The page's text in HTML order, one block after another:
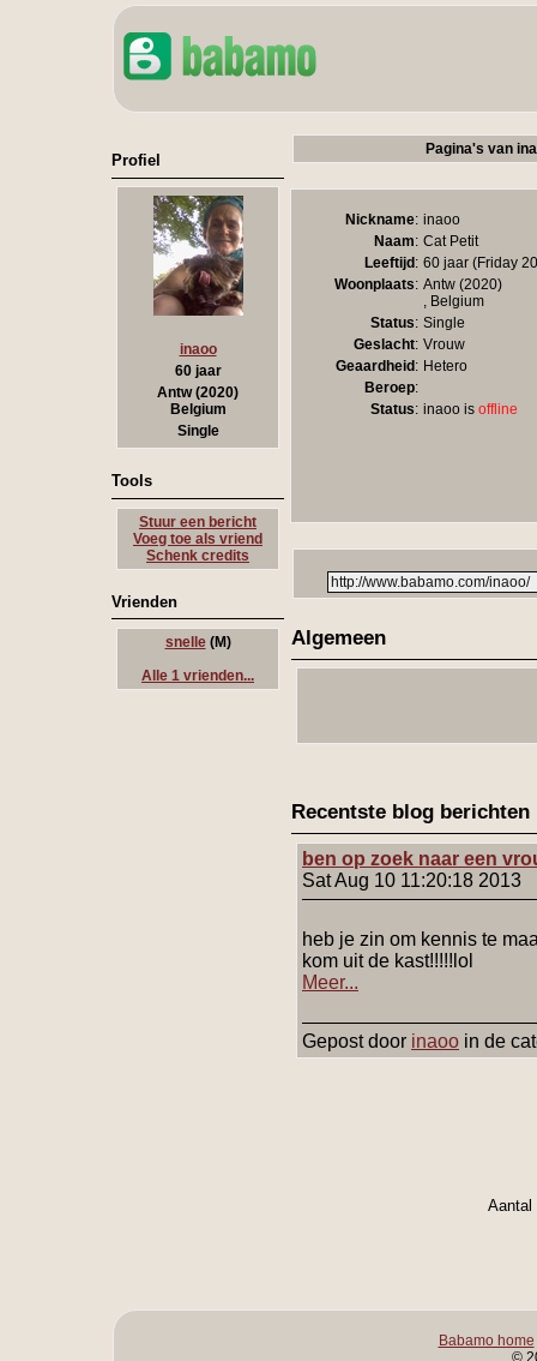
Profiel
inaoo
60 jaar
Antw (2020)
Belgium
Single
Tools
Stuur een bericht
Voeg toe als vriend
Schenk credits
Vrienden
snelle(M)
Alle 1 vrienden...
Pagina's van
Nickname: inaoo
Naam: Cat Petit
Leeftijd : 60 jaar (Friday
Woonplaats: Antw (2020)
, Belgium
Status: Single
Geslacht: Vrouw
Geaardheid : Hetero
Beroep:
Status: inaoo is offline
Algemeen
Recentste blog berichten
ben op zoek naar een
Sat Aug 10 11:20:18 2013
heb je zin om kennis te
kom uit de kast!!!!!lol
Meer...
Gepost door inaoo in de
Aantal
Babamo home
©